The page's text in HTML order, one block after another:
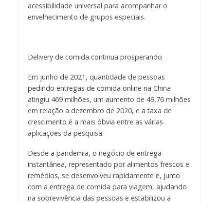
acessibilidade universal para acompanhar o
envelhecimento de grupos especiais.
Delivery de comida continua prosperando
Em junho de 2021, quantidade de pessoas
pedindo entregas de comida online na China
atingiu 469 milhões, um aumento de 49,76 milhões
em relação a dezembro de 2020, e a taxa de
crescimento é a mais óbvia entre as várias
aplicações da pesquisa.
Desde a pandemia, o negócio de entrega
instantânea, representado por alimentos frescos e
remédios, se desenvolveu rapidamente e, junto
com a entrega de comida para viagem, ajudando
na sobrevivência das pessoas e estabilizou a